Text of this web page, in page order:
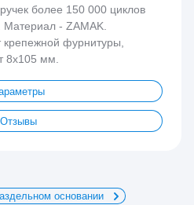
более 150 000 циклов
Материал - ZAMAK.
крепежной фурнитуры,
8x105 мм.
Отзывы
основании